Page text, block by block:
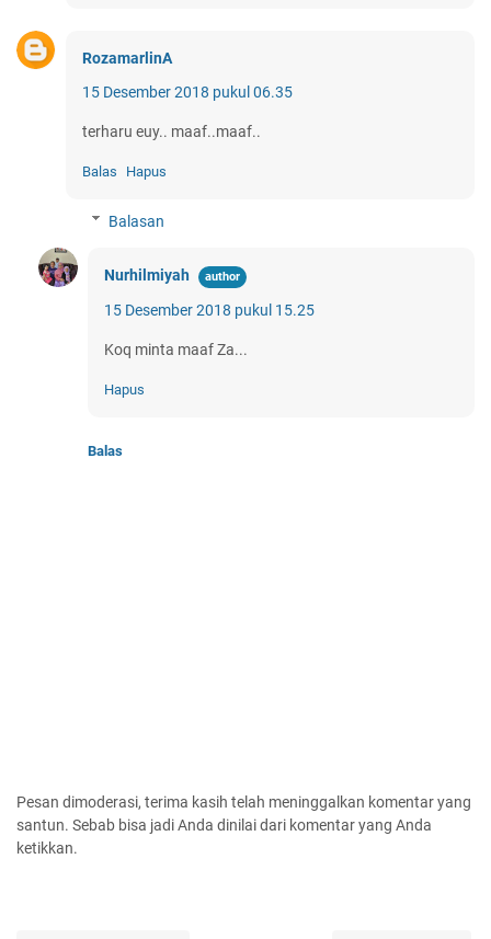
RozamarlinA
15 Desember 2018 pukul 06.35
terharu euy.. maaf..maaf..
Balas Hapus
Balasan
Nurhilmiyah
15 Desember 2018 pukul 15.25
Koq minta maaf Za...
Hapus
Balas
Pesan dimoderasi, terima kasih telah meninggalkan komentar yang
santun. Sebab bisa jadi Anda dinilai dari komentar yang Anda
ketikkan.